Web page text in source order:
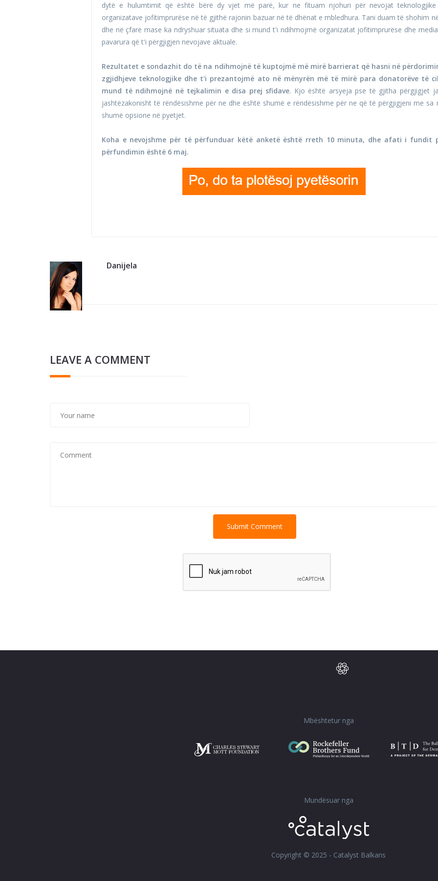
dytë e hulumtimit që është bërë dy vjet më parë, kur ne fituam njohuri për nevojat
organizatave jofitimprurëse në të gjithë rajonin bazuar në të dhënat e mbledhura. Tani duam të shohim
dhe në çfarë mase ka ndryshuar situata dhe si mund t'i ndihmojmë organizatat jofitimprurëse dhe
pavarura që t'i përgjigjen nevojave aktuale.
Rezultatet e sondazhit do të na ndihmojnë të kuptojmë më mirë barrierat që hasni në
zgjidhjeve teknologjike dhe t'i prezantojmë ato në mënyrën më të mirë para donatorëve të
mund të ndihmojnë në tejkalimin e disa prej sfidave. Kjo është arsyeja pse të gjitha përgjigjet
jashtëzakonisht të rëndësishme për ne dhe është shumë e rëndësishme për ne që të përgjigjeni me sa
shumë opsione në pyetjet.
Koha e nevojshme për të përfunduar këtë anketë është rreth 10 minuta, dhe afati i fundit
përfundimin është 6 maj.
Danijela
LEAVE A COMMENT
Mbështetur nga
Mundësuar nga
Copyright © 2025 - Catalyst Balkans